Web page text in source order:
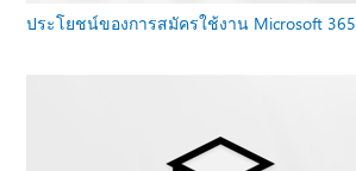
ประโยชน์ของการสมัครใช้งาน Microsoft 365